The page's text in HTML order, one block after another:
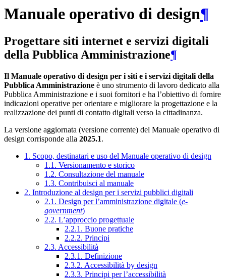
Manuale operativo di design¶
Progettare siti internet e servizi digitali
della Pubblica Amministrazione¶
Il Manuale operativo di design per i siti e i servizi digitali della
Pubblica Amministrazione è uno strumento di lavoro dedicato alla
Pubblica Amministrazione e i suoi fornitori e ha l’obiettivo di fornire
indicazioni operative per orientare e migliorare la progettazione e la
realizzazione dei punti di contatto digitali verso la cittadinanza.
La versione aggiornata (versione corrente) del Manuale operativo di
design corrisponde alla 2025.1.
1. Scopo, destinatari e uso del Manuale operativo di design
1.1. Versionamento e storico
1.2. Consultazione del manuale
1.3. Contribuisci al manuale
2. Introduzione al design per i servizi pubblici digitali
2.1. Design per l’amministrazione digitale (e-
government)
2.2. L’approccio progettuale
2.2.1. Buone pratiche
2.2.2. Principi
2.3. Accessibilità
2.3.1. Definizione
2.3.2. Accessibilità by design
2.3.3. Principi per l’accessibilità